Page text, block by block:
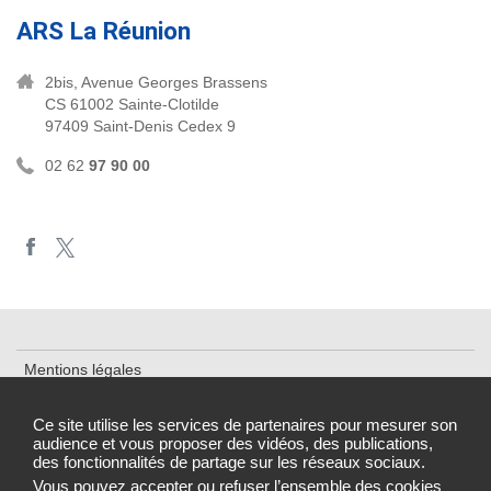
Ce site utilise les services de partenaires pour mesurer son
audience et vous proposer des vidéos, des publications,
des fonctionnalités de partage sur les réseaux sociaux.
Vous pouvez accepter ou refuser l’ensemble des cookies
ARS La Réunion
2bis, Avenue Georges Brassens
CS 61002 Sainte-Clotilde
97409 Saint-Denis Cedex 9
02 62 97 90 00
Mentions légales
Accessibilité : partiellement conforme
Gestion des cookies